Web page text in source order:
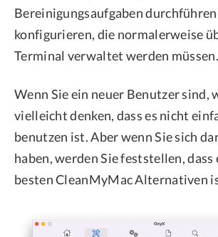
Bereinigungsaufgaben
konfigurieren, die normalerweise
Terminal verwaltet werden müssen.
Wenn Sie ein neuer Benutzer sind,
vielleicht denken, dass es nicht
benutzen ist. Aber wenn Sie sich
haben, werden Sie feststellen, dass
besten CleanMyMac Alternativen